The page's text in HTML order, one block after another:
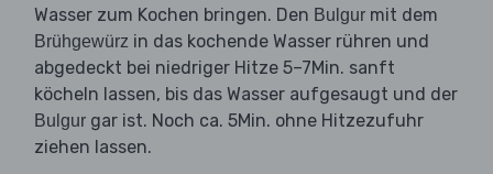
Wasser zum Kochen bringen. Den Bulgur mit dem
Brühgewürz in das kochende Wasser rühren und
abgedeckt bei niedriger Hitze 5–7Min. sanft
köcheln lassen, bis das Wasser aufgesaugt und der
Bulgur gar ist. Noch ca. 5Min. ohne Hitzezufuhr
ziehen lassen.